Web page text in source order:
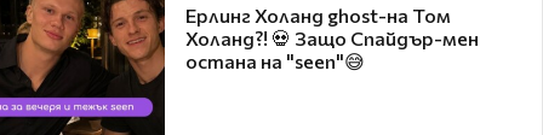
Ерлинг Холанд ghost-на Том
Холанд?! 💀 Защо Спайдър-мен
остана на "seen"😅